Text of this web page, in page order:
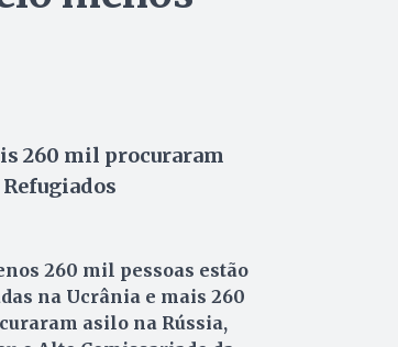
260 mil procuraram
260 mil pessoas estão
na Ucrânia e mais 260
asilo na Rússia,